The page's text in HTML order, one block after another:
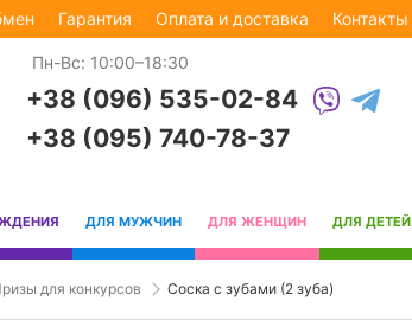
Гарантия Оплата и доставка Контакты
Пн-Вс: 10:00–18:30
+38 (096) 535-02-84
+38 (095) 740-78-37
ДЛЯ МУЖЧИН ДЛЯ ЖЕНЩИН ДЛЯ ДЕТЕЙ
для конкурсов Соска с зубами (2 зуба)